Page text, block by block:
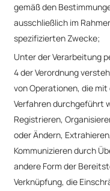
gemäß den
ausschließlich im
spezifizierten Zwecke;
Unter der Verarbeitung
4 der Verordnung
von Operationen, die
Verfahren durchgeführt
Registrieren,
oder Ändern,
Kommunizieren durch
andere Form der
Verknüpfung, die